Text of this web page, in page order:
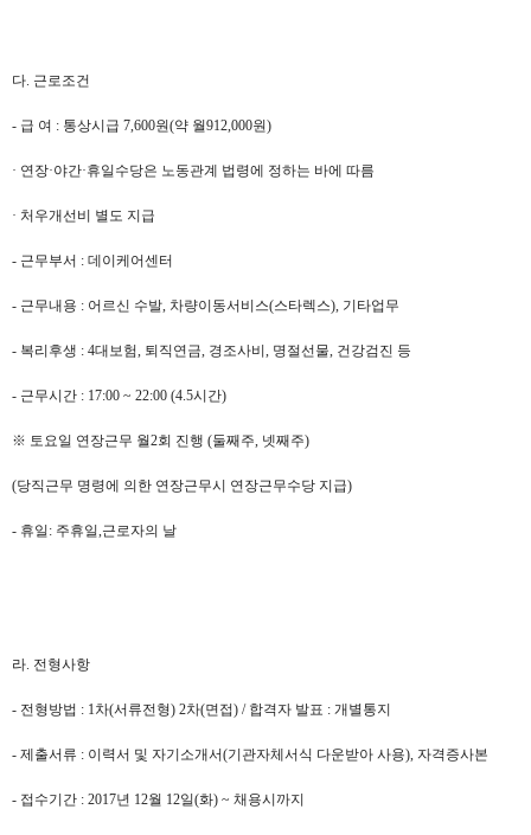
다. 근로조건
- 급 여 : 통상시급 7,600원(약 월912,000원)
· 연장·야간·휴일수당은 노동관계 법령에 정하는 바에 따름
· 처우개선비 별도 지급
- 근무부서 : 데이케어센터
- 근무내용 : 어르신 수발, 차량이동서비스(스타렉스), 기타업무
- 복리후생 : 4대보험, 퇴직연금, 경조사비, 명절선물, 건강검진 등
- 근무시간 : 17:00 ~ 22:00 (4.5시간)
※ 토요일 연장근무 월2회 진행 (둘째주, 넷째주)
(당직근무 명령에 의한 연장근무시 연장근무수당 지급)
- 휴일: 주휴일,근로자의 날
라. 전형사항
- 전형방법 : 1차(서류전형) 2차(면접) / 합격자 발표 : 개별통지
- 제출서류 : 이력서 및 자기소개서(기관자체서식 다운받아 사용), 자격증사본
- 접수기간 : 2017년 12월 12일(화) ~ 채용시까지